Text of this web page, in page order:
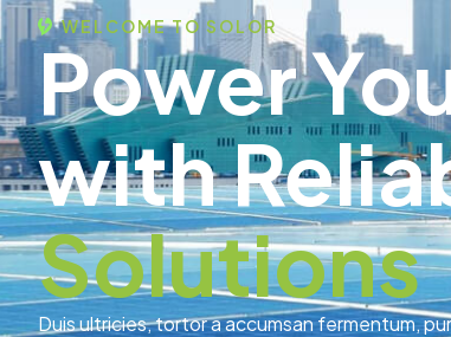
WELCOME TO SOLOR
Power
with
Solutions
Duis ultricies, tortor a accumsan fermentum,